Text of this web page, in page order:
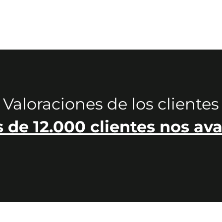
Valoraciones de los clientes
de 12.000 clientes nos